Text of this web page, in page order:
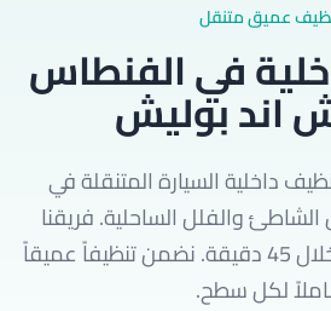
عميق متنقل
في الفنطاس
اند بوليش
داخلية السيارة المتنقلة في
والفلل الساحلية. فريقنا
المتخصص يصل إليك خلال 45 دقيقة. نضمن تنظيفاً عميقاً
لكل سطح.